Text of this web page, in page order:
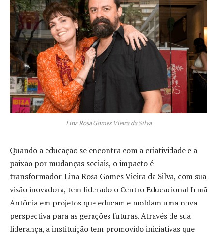
Lina Rosa Gomes Vieira da Silva
Quando a educação se encontra com a criatividade e a
paixão por mudanças sociais, o impacto é
transformador. Lina Rosa Gomes Vieira da Silva, com sua
visão inovadora, tem liderado o Centro Educacional Irmã
Antônia em projetos que educam e moldam uma nova
perspectiva para as gerações futuras. Através de sua
liderança, a instituição tem promovido iniciativas que